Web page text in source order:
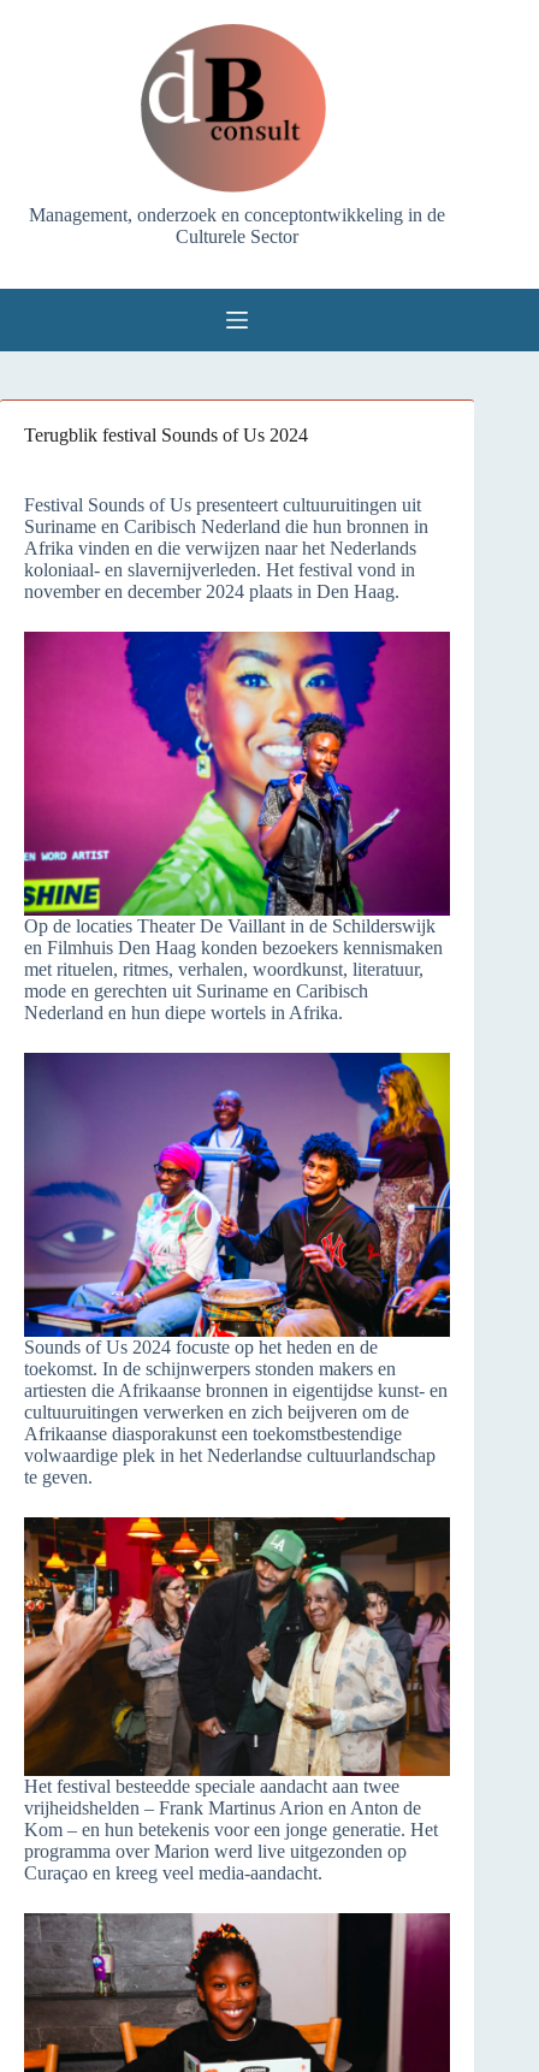
Management, onderzoek en conceptontwikkeling in de
Culturele Sector
Terugblik festival Sounds of Us 2024
Festival Sounds of Us presenteert cultuuruitingen uit
Suriname en Caribisch Nederland die hun bronnen in
Afrika vinden en die verwijzen naar het Nederlands
koloniaal- en slavernijverleden. Het festival vond in
november en december 2024 plaats in Den Haag.
Op de locaties Theater De Vaillant in de Schilderswijk
en Filmhuis Den Haag konden bezoekers kennismaken
met rituelen, ritmes, verhalen, woordkunst, literatuur,
mode en gerechten uit Suriname en Caribisch
Nederland en hun diepe wortels in Afrika.
Sounds of Us 2024 focuste op het heden en de
toekomst. In de schijnwerpers stonden makers en
artiesten die Afrikaanse bronnen in eigentijdse kunst- en
cultuuruitingen verwerken en zich beijveren om de
Afrikaanse diasporakunst een toekomstbestendige
volwaardige plek in het Nederlandse cultuurlandschap
te geven.
Het festival besteedde speciale aandacht aan twee
vrijheidshelden – Frank Martinus Arion en Anton de
Kom – en hun betekenis voor een jonge generatie. Het
programma over Marion werd live uitgezonden op
Curaçao en kreeg veel media-aandacht.